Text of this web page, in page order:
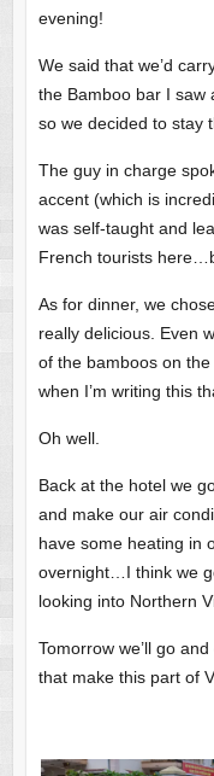
evening!
We said that we’d
the Bamboo bar I saw
so we decided to stay
The guy in charge
accent (which is
was self-taught and
French tourists
As for dinner, we
really delicious. Even
of the bamboos on
when I’m writing this
Oh well.
Back at the hotel we
and make our air
have some heating in
overnight…I think we
looking into Northern
Tomorrow we’ll go
that make this part of